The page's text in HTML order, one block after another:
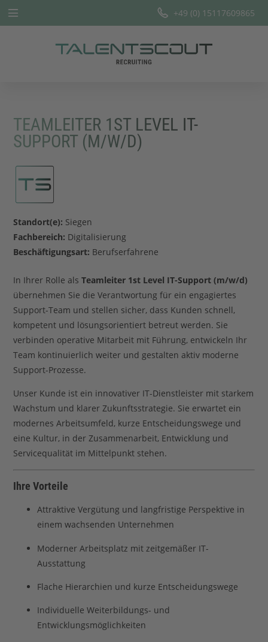
Team
Offene Stellen
+49 (0) 15117609865
TEAMLEITER 1ST LEVEL IT-
SUPPORT (M/W/D)
Standort(e): Siegen
Fachbereich: Digitalisierung
Beschäftigungsart: Berufserfahrene
In Ihrer Rolle alsTeamleiter 1st Level IT-Support (m/w/d)
übernehmen Sie die Verantwortung für ein engagiertes
Support-Team und stellen sicher, dass Kunden schnell,
kompetent und lösungsorientiert betreut werden. Sie
verbinden operative Mitarbeit mit Führung, entwickeln Ihr
Team kontinuierlich weiter und gestalten aktiv moderne
Support-Prozesse.
Unser Kunde ist ein innovativer IT-Dienstleister mit starkem
Wachstum und klarer Zukunftsstrategie. Sie erwartet ein
modernes Arbeitsumfeld, kurze Entscheidungswege und
eine Kultur, in der Zusammenarbeit, Entwicklung und
Servicequalität im Mittelpunkt stehen.
Ihre Vorteile
Attraktive Vergütung und langfristige Perspektive in
einem wachsenden Unternehmen
Moderner Arbeitsplatz mit zeitgemäßer IT-
Ausstattung
Flache Hierarchien und kurze Entscheidungswege
Individuelle Weiterbildungs- und
Entwicklungsmöglichkeiten